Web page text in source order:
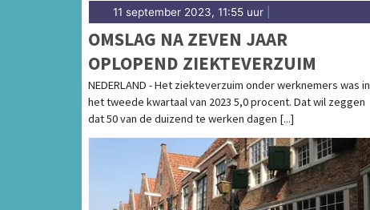
11 september 2023, 11:55 uur
OMSLAG NA ZEVEN JAAR
OPLOPEND ZIEKTEVERZUIM
NEDERLAND - Het ziekteverzuim onder werknemers was in
het tweede kwartaal van 2023 5,0 procent. Dat wil zeggen
dat 50 van de duizend te werken dagen [...]